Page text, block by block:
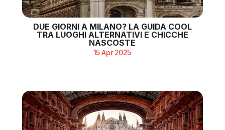
DUE GIORNI A MILANO? LA GUIDA COOL
TRA LUOGHI ALTERNATIVI E CHICCHE
NASCOSTE
15 Apr 2025